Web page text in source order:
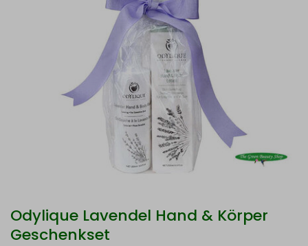
Odylique Lavendel Hand & Körper
Geschenkset